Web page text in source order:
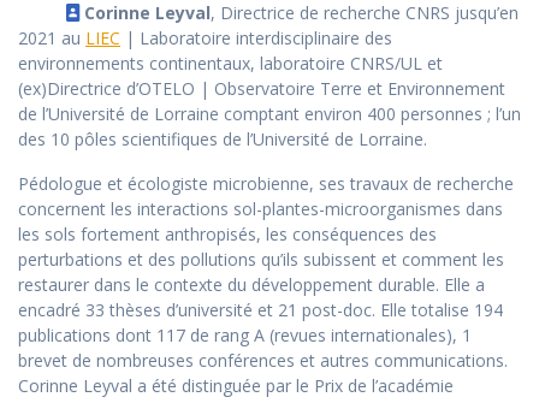
Corinne Leyval, Directrice de recherche CNRS jusqu’en
2021 au LIEC | Laboratoire interdisciplinaire des
environnements continentaux, laboratoire CNRS/UL et
(ex)Directrice d’OTELO | Observatoire Terre et Environnement
de l’Université de Lorraine comptant environ 400 personnes ; l’un
des 10 pôles scientifiques de l’Université de Lorraine.
Pédologue et écologiste microbienne, ses travaux de recherche
concernent les interactions sol-plantes-microorganismes dans
les sols fortement anthropisés, les conséquences des
perturbations et des pollutions qu’ils subissent et comment les
restaurer dans le contexte du développement durable. Elle a
encadré 33 thèses d’université et 21 post-doc. Elle totalise 194
publications dont 117 de rang A (revues internationales), 1
brevet de nombreuses conférences et autres communications.
Corinne Leyval a été distinguée par le Prix de l’académie